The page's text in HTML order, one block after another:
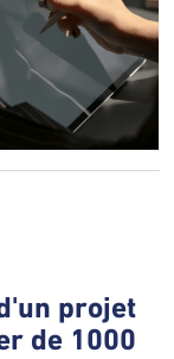
projet
de 1000